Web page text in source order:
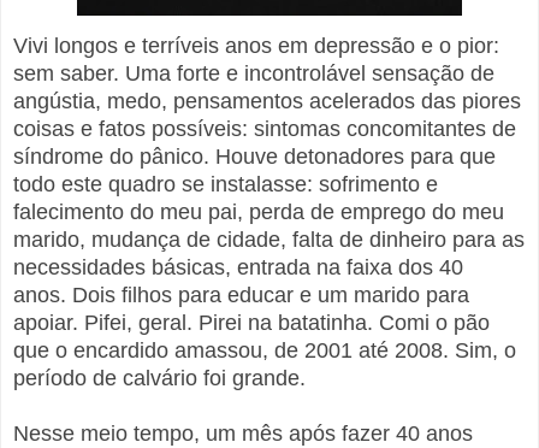
Vivi longos e terríveis anos em depressão e o pior:
sem saber. Uma forte e incontrolável sensação de
angústia, medo, pensamentos acelerados das piores
coisas e fatos possíveis: sintomas concomitantes de
síndrome do pânico. Houve detonadores para que
todo este quadro se instalasse: sofrimento e
falecimento do meu pai, perda de emprego do meu
marido, mudança de cidade, falta de dinheiro para as
necessidades básicas, entrada na faixa dos 40
anos. Dois filhos para educar e um marido para
apoiar. Pifei, geral. Pirei na batatinha. Comi o pão
que o encardido amassou, de 2001 até 2008. Sim, o
período de calvário foi grande.
Nesse meio tempo, um mês após fazer 40 anos